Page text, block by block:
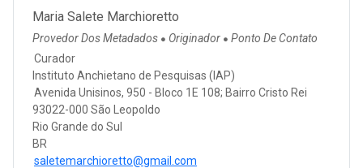
Maria Salete Marchioretto
Provedor Dos Metadados ● Originador ● Ponto De Contato
Curador
Instituto Anchietano de Pesquisas (IAP)
Avenida Unisinos, 950 - Bloco 1E 108; Bairro Cristo Rei
93022-000 São Leopoldo
Rio Grande do Sul
BR
saletemarchioretto@gmail.com